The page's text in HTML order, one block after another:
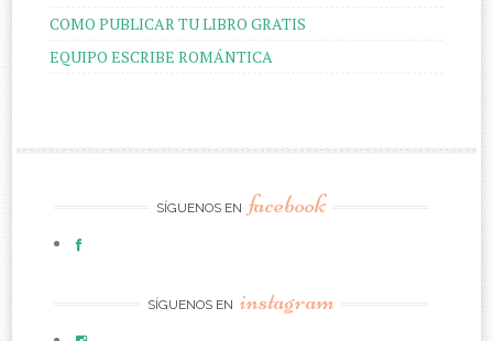
COMO PUBLICAR TU LIBRO GRATIS
EQUIPO ESCRIBE ROMÁNTICA
SÍGUENOS EN facebook
SÍGUENOS EN instagram